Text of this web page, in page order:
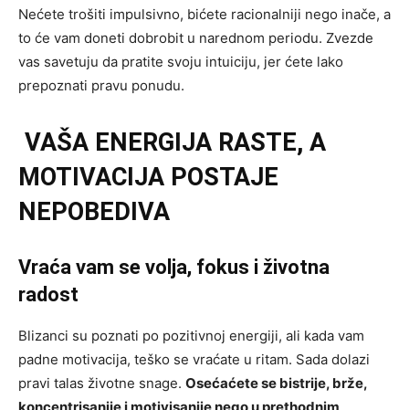
Nećete trošiti impulsivno, bićete racionalniji nego inače, a
to će vam doneti dobrobit u narednom periodu. Zvezde
vas savetuju da pratite svoju intuiciju, jer ćete lako
prepoznati pravu ponudu.
VAŠA ENERGIJA RASTE, A
MOTIVACIJA POSTAJE
NEPOBEDIVA
Vraća vam se volja, fokus i životna
radost
Blizanci su poznati po pozitivnoj energiji, ali kada vam
padne motivacija, teško se vraćate u ritam. Sada dolazi
pravi talas životne snage. Osećaćete se bistrije, brže,
koncentrisanije i motivisanije nego u prethodnim